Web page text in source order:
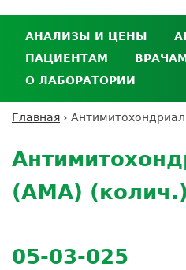
АНАЛИЗЫ И ЦЕНЫ
Анализы и цены
Где сдать анализы
Выезд на дом
Расшифровка
ПАЦИЕНТАМ
Личный кабинет
Дисконтная
Обратная связь
Усиление
безопасности
О ЛАБОРАТОРИИ
Вакансии
Документы
здесь
Главная ›
to
top
(AMA) (колич.)
05-03-025